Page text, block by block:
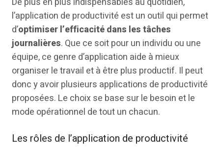
l’application de productivité est un outil qui permet
d’optimiser l’efficacité dans les tâches
journalières. Que ce soit pour un individu ou une
équipe, ce genre d’application aide à mieux
organiser le travail et à être plus productif. Il peut
donc y avoir plusieurs applications de productivité
proposées. Le choix se base sur le besoin et le
mode opérationnel de tout un chacun.
Les rôles de l’application de productivité